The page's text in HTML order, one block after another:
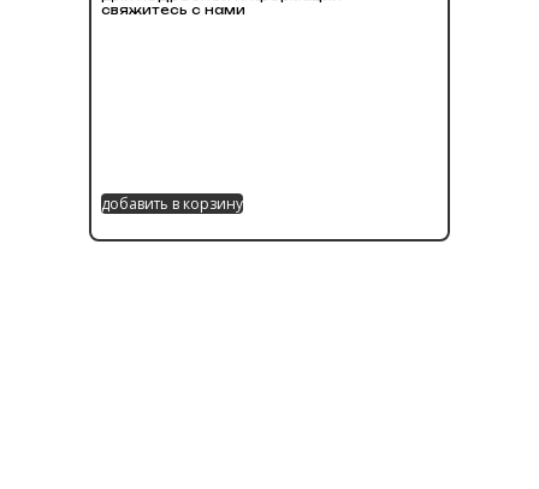
свяжитесь с нами
добавить в корзину